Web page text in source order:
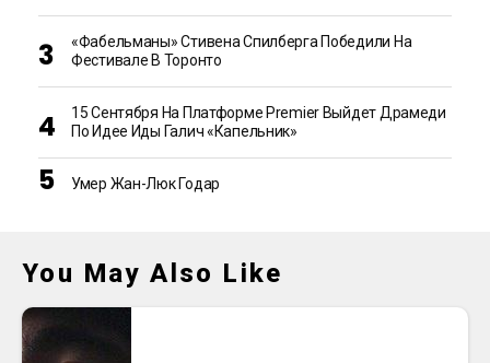
«Фабельманы» Стивена Спилберга Победили На
Фестивале В Торонто
15 Сентября На Платформе Premier Выйдет Драмеди
По Идее Иды Галич «Капельник»
Умер Жан-Люк Годар
You May Also Like